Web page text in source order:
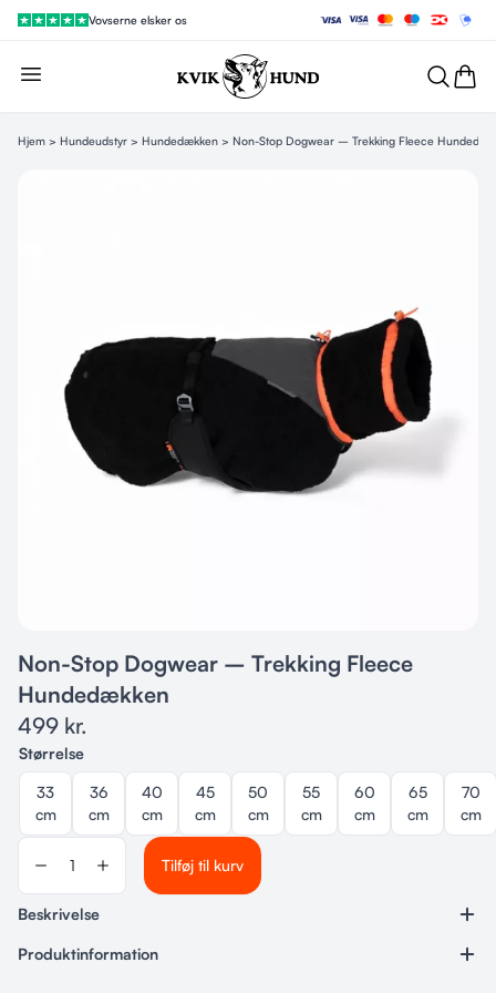
Vovserne elsker os
Hjem > Hundeudstyr > Hundedækken > Non-Stop Dogwear – Trekking Fleece
Non-Stop Dogwear – Trekking Fleece
Hundedækken
499 kr.
Størrelse
33
cm
36
cm
40
cm
45
cm
50
cm
55
cm
60
cm
65
cm
70
cm
Tilføj til kurv
Beskrivelse
Produktinformation